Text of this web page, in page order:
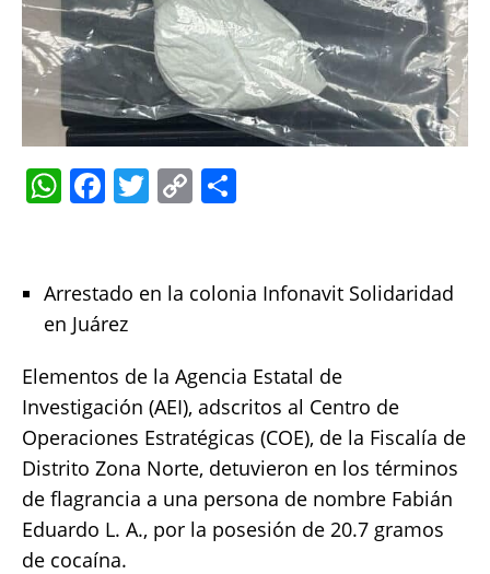
W
s
A
p
p
F
e
b
o
o
k
T
te
C
y
n
k
re
Arrestado en la colonia Infonavit Solidaridad
en Juárez
Elementos de la Agencia Estatal de
Investigación (AEI), adscritos al Centro de
Operaciones Estratégicas (COE), de la Fiscalía de
Distrito Zona Norte, detuvieron en los términos
de flagrancia a una persona de nombre Fabián
Eduardo L. A., por la posesión de 20.7 gramos
de cocaína.